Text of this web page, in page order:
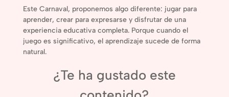
Este Carnaval, proponemos algo diferente: jugar para
aprender, crear para expresarse y disfrutar de una
experiencia educativa completa. Porque cuando el
juego es significativo, el aprendizaje sucede de forma
natural.
¿Te ha gustado este